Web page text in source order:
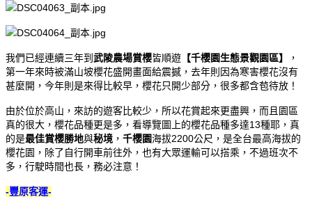
我們已經連續三年到 武陵農場賞櫻皆順遊 【千櫻園生態景觀園區】
，
第一年來時被滿山坡櫻花盛開畫面給震撼，去年則因為寒害櫻花沒有
甚麼開，今年則是來得比較早，櫻花只開少部分，很多都含苞待放！
由於位於高山，來訪的遊客比較少，所以花賞起來更盡興，而且園區
真的很大，櫻花品種更是多，看導覽圖上的櫻花品種多達13種耶，真
的是最佳賞櫻勝地與秘境 ， 千櫻園海拔2200公尺，是全台最高海拔的
櫻花園，除了自行開車前往外，也有大眾運輸可以搭乘，不過班次不
多，行駛時間也長，務必注意！
-豐原客運-